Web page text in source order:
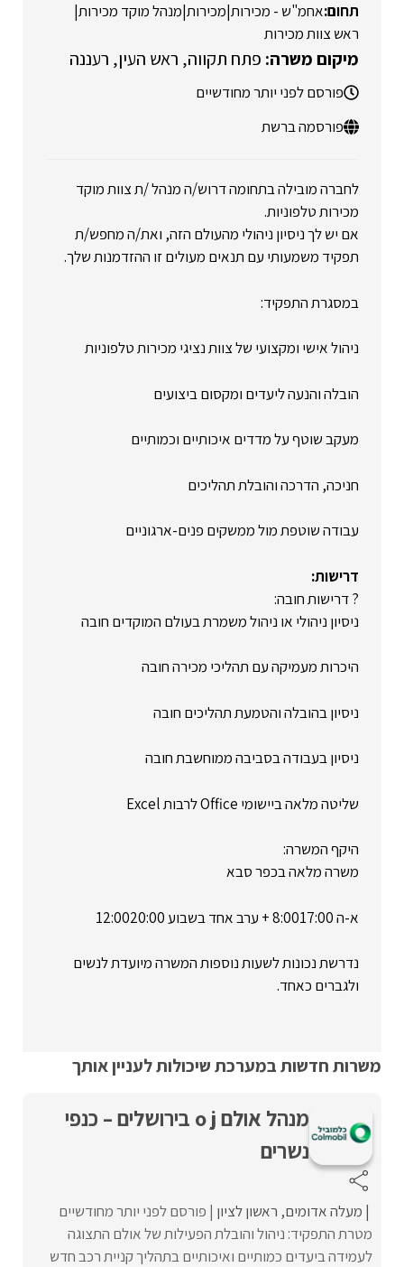
אחמ"ש - מכירות|מכירות|מנהל מוקד מכירות|
ראש צוות מכירות
פתח תקווה ראש העין רעננה
פורסם לפני יותר מחודשיים
פורסמה ברשת
לחברה מובילה בתחומה דרוש/ה מנהל /ת צוות מוקד
מכירות טלפוניות.
אם יש לך ניסיון ניהולי מהעולם הזה, ואת/ה מחפש/ת
תפקיד משמעותי עם תנאים מעולים זו ההזדמנות שלך.
במסגרת התפקיד:
ניהול אישי ומקצועי של צוות נציגי מכירות טלפוניות
הובלה והנעה ליעדים ומקסום ביצועים
מעקב שוטף על מדדים איכותיים וכמותיים
חניכה, הדרכה והובלת תהליכים
עבודה שוטפת מול ממשקים פנים-ארגוניים
דרישות:
? דרישות חובה:
ניסיון ניהולי או ניהול משמרת בעולם המוקדים חובה
היכרות מעמיקה עם תהליכי מכירה חובה
ניסיון בהובלה והטמעת תהליכים חובה
ניסיון בעבודה בסביבה ממוחשבת חובה
שליטה מלאה ביישומי Office לרבות Excel
היקף המשרה:
משרה מלאה בכפר סבא
א-ה 8:0017:00 + ערב אחד בשבוע 12:0020:00
נדרשת נכונות לשעות נוספות המשרה מיועדת לנשים
ולגברים כאחד.
משרות חדשות במערכת שיכולות לעניין אותך
מנהל אולם o j בירושלים – כנפי
נשרים
מעלה אדומים ראשון לציון פורסם לפני יותר מחודשיים
מטרת התפקיד: ניהול והובלת הפעילות של אולם התצוגה
לעמידה ביעדים כמותיים ואיכותיים בתהליך קניית רכב חדש